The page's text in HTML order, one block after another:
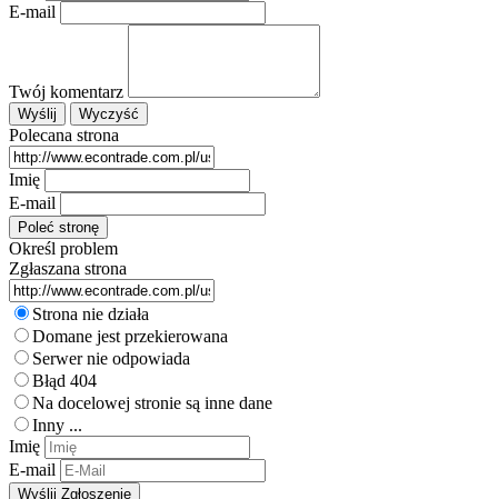
E-mail
Twój komentarz
Polecana strona
Imię
E-mail
Określ problem
Zgłaszana strona
Strona nie działa
Domane jest przekierowana
Serwer nie odpowiada
Błąd 404
Na docelowej stronie są inne dane
Inny ...
Imię
E-mail